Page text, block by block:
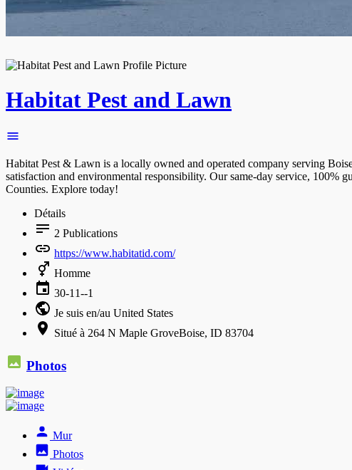
Habitat Pest and Lawn
Habitat Pest & Lawn is a locally owned and operated company serving
satisfaction and environmental responsibility. Our same-day service, 100%
Counties. Explore today!
Détails
2 Publications
https://www.habitatid.com/
Homme
30-11--1
Je suis en/au United States
Situé à 264 N Maple GroveBoise, ID 83704
Photos
Mur
Photos